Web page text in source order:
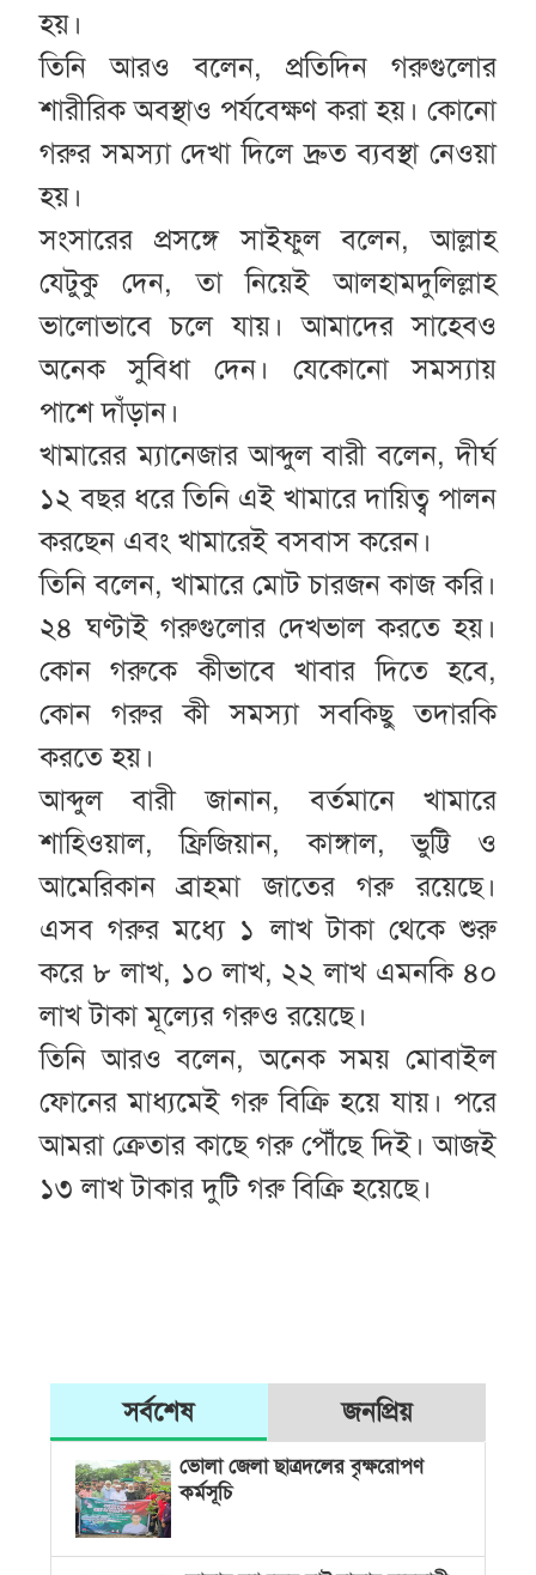
হয়।
তিনি আরও বলেন, প্রতিদিন গরুগুলোর
শারীরিক অবস্থাও পর্যবেক্ষণ করা হয়। কোনো
গরুর সমস্যা দেখা দিলে দ্রুত ব্যবস্থা নেওয়া
হয়।
সংসারের প্রসঙ্গে সাইফুল বলেন, আল্লাহ
যেটুকু দেন, তা নিয়েই আলহামদুলিল্লাহ
ভালোভাবে চলে যায়। আমাদের সাহেবও
অনেক সুবিধা দেন। যেকোনো সমস্যায়
পাশে দাঁড়ান।
খামারের ম্যানেজার আব্দুল বারী বলেন, দীর্ঘ
১২ বছর ধরে তিনি এই খামারে দায়িত্ব পালন
করছেন এবং খামারেই বসবাস করেন।
তিনি বলেন, খামারে মোট চারজন কাজ করি।
২৪ ঘণ্টাই গরুগুলোর দেখভাল করতে হয়।
কোন গরুকে কীভাবে খাবার দিতে হবে,
কোন গরুর কী সমস্যা সবকিছু তদারকি
করতে হয়।
আব্দুল বারী জানান, বর্তমানে খামারে
শাহিওয়াল, ফ্রিজিয়ান, কাঙ্গাল, ভুট্টি ও
আমেরিকান ব্রাহমা জাতের গরু রয়েছে।
এসব গরুর মধ্যে ১ লাখ টাকা থেকে শুরু
করে ৮ লাখ, ১০ লাখ, ২২ লাখ এমনকি ৪০
লাখ টাকা মূল্যের গরুও রয়েছে।
তিনি আরও বলেন, অনেক সময় মোবাইল
ফোনের মাধ্যমেই গরু বিক্রি হয়ে যায়। পরে
আমরা ক্রেতার কাছে গরু পৌঁছে দিই। আজই
১৩ লাখ টাকার দুটি গরু বিক্রি হয়েছে।
সর্বশেষ জনপ্রিয়
ভোলা জেলা ছাত্রদলের বৃক্ষরোপণ
কর্মসূচি